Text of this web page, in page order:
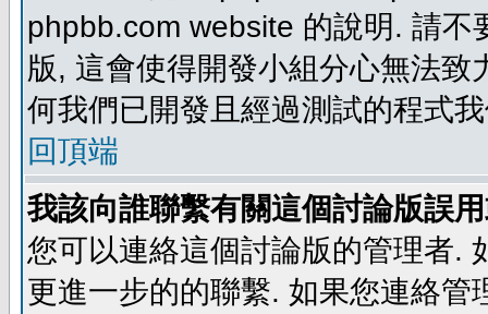
phpbb.com website 的說明. 請
版, 這會使得開發小組分心無法
何我們已開發且經過測試的程式
回頂端
我該向誰聯繫有關這個討論版誤
您可以連絡這個討論版的管理者.
更進一步的的聯繫. 如果您連絡